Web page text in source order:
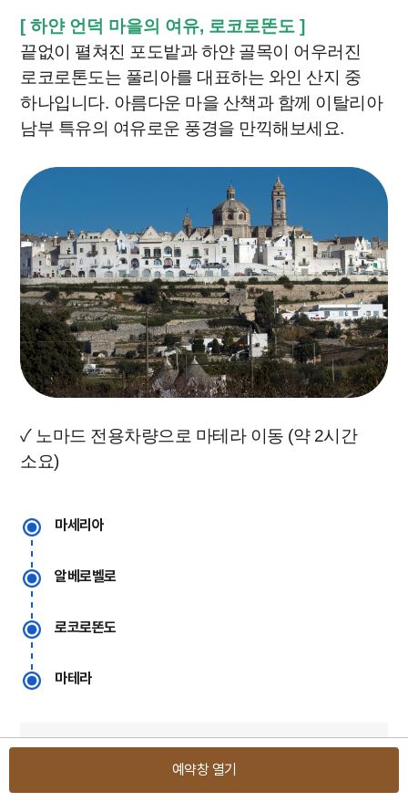
[ 하얀 언덕 마을의 여유, 로코로똔도 ]
끝없이 펼쳐진 포도밭과 하얀 골목이 어우러진
로코로톤도는 풀리아를 대표하는 와인 산지 중
하나입니다. 아름다운 마을 산책과 함께 이탈리아
남부 특유의 여유로운 풍경을 만끽해보세요.
✓ 노마드 전용차량으로 마테라 이동 (약 2시간
소요)
마세리아
알베로벨로
로코로똔도
마테라
[ 조식 ] 호텔식
[ 석식 ] 자유식
예약창 열기